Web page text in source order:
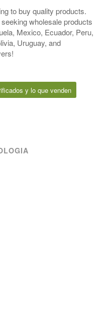
to buy quality products.
wholesale products
Mexico, Ecuador, Peru,
Uruguay, and
y lo que venden